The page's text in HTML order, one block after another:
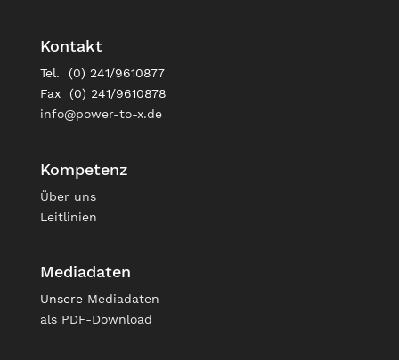
Kontakt
Tel. (0) 241/9610877
Fax (0) 241/9610878
info@power-to-x.de
Kompetenz
Über uns
Leitlinien
Mediadaten
Unsere Mediadaten
als PDF-Download